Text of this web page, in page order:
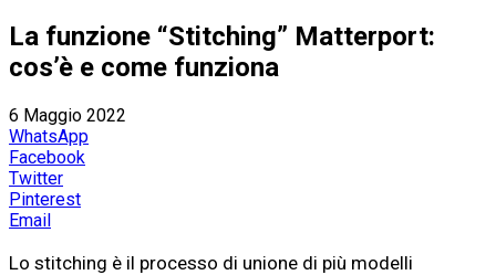
La funzione “Stitching” Matterport:
cos’è e come funziona
6 Maggio 2022
WhatsApp
Facebook
Twitter
Pinterest
Email
Lo stitching è il processo di unione di più modelli